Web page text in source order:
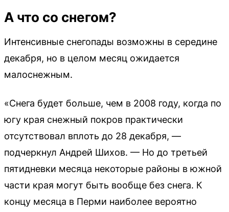
А что со снегом?
Интенсивные снегопады возможны в середине
декабря, но в целом месяц ожидается
малоснежным.
«Снега будет больше, чем в 2008 году, когда по
югу края снежный покров практически
отсутствовал вплоть до 28 декабря, —
подчеркнул Андрей Шихов. — Но до третьей
пятидневки месяца некоторые районы в южной
части края могут быть вообще без снега. К
концу месяца в Перми наиболее вероятно